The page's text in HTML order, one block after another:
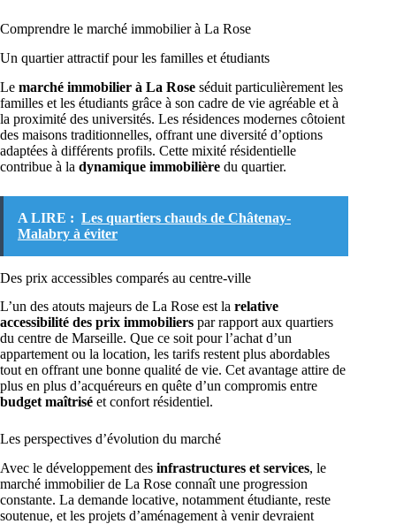
Comprendre le marché immobilier à La Rose
Un quartier attractif pour les familles et étudiants
Le marché immobilier à La Rose séduit particulièrement les
familles et les étudiants grâce à son cadre de vie agréable et à
la proximité des universités. Les résidences modernes côtoient
des maisons traditionnelles, offrant une diversité d’options
adaptées à différents profils. Cette mixité résidentielle
contribue à la dynamique immobilière du quartier.
A LIRE : Les quartiers chauds de Châtenay-
Malabry à éviter
Des prix accessibles comparés au centre-ville
L’un des atouts majeurs de La Rose est la relative
accessibilité des prix immobiliers par rapport aux quartiers
du centre de Marseille. Que ce soit pour l’achat d’un
appartement ou la location, les tarifs restent plus abordables
tout en offrant une bonne qualité de vie. Cet avantage attire de
plus en plus d’acquéreurs en quête d’un compromis entre
budget maîtrisé et confort résidentiel.
Les perspectives d’évolution du marché
Avec le développement des infrastructures et services, le
marché immobilier de La Rose connaît une progression
constante. La demande locative, notamment étudiante, reste
soutenue, et les projets d’aménagement à venir devraient